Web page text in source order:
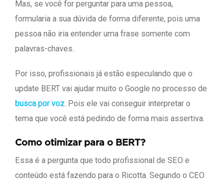
Mas, se você for perguntar para uma pessoa,
formularia a sua dúvida de forma diferente, pois uma
pessoa não iria entender uma frase somente com
palavras-chaves.
Por isso, profissionais já estão especulando que o
update BERT vai ajudar muito o Google no processo de
busca por voz. Pois ele vai conseguir interpretar o
tema que você está pedindo de forma mais assertiva.
Como otimizar para o BERT?
Essa é a pergunta que todo profissional de SEO e
conteúdo está fazendo para o Ricotta. Segundo o CEO